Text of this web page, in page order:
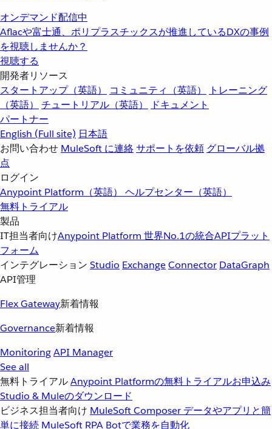
オンデマンド配信中
Aflacや富士通、ポリプラスチックスが推進しているDXの事例
を視聴しませんか？
視聴する
開発者リソース
スタートアップ（英語）
コミュニティ（英語）
トレーニング
（英語）
チュートリアル（英語）
ドキュメント
パートナー
English (Full site) 日本語
お問い合わせ MuleSoft に連絡サポートを依頼 グローバル拠
点
ログイン
Anypoint Platform（英語） ヘルプセンター（英語）
無料トライアル
製品
IT担当者向けAnypoint Platform 世界No.1の統合APIプラット
フォーム
インテグレーション Studio ExchangeConnector DataGraph
API管理
Flex Gateway新着情報
Governance新着情報
MonitoringAPI Manager
See all
無料トライアルAnypoint Platformの無料トライアルお申込み
Studio & Muleのダウンロード
ビジネス担当者向け MuleSoft Composer データやアプリと簡
単に接続 MuleSoft RPA Botで業務を自動化